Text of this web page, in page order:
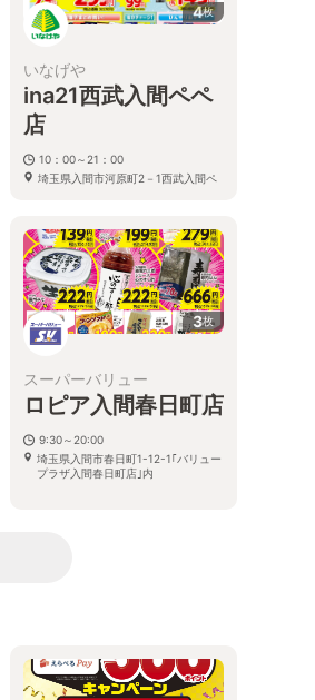
4枚
いなげや
ina21西武入間ペペ
店
10：00～21：00
埼玉県入間市河原町2－1西武入間ペ
3枚
スーパーバリュー
ロピア入間春日町店
9:30～20:00
埼玉県入間市春日町1-12-1｢バリュー
プラザ入間春日町店｣内